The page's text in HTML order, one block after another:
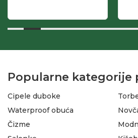
Popularne kategorije
Cipele duboke
Waterproof obuća
Čizme